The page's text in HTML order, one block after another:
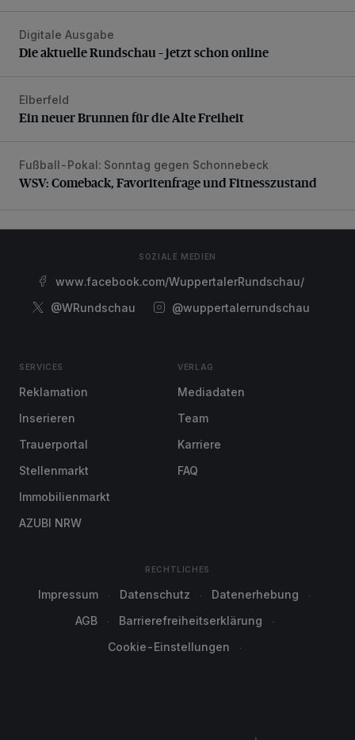
Die aktuelle Rundschau – jetzt schon online
Digitale Ausgabe
Die aktuelle Rundschau – jetzt schon online
Ein neuer Brunnen für die Alte Freiheit
Elberfeld
Ein neuer Brunnen für die Alte Freiheit
WSV: Comeback, Favoritenfrage und Fitnesszustand
Fußball-Pokal: Sonntag gegen Schonnebeck
WSV: Comeback, Favoritenfrage und Fitnesszustand
SOZIALE MEDIEN
www.facebook.com/WuppertalerRundschau/
@WRundschau
@wuppertalerrundschau
SERVICES
Reklamation
Inserieren
Trauerportal
Stellenmarkt
Immobilienmarkt
AZUBI NRW
VERLAG
Mediadaten
Team
Karriere
FAQ
RECHTLICHES
Impressum Datenschutz
Datenerhebung
AGB
Barrierefreiheitserklärung
Cookie-Einstellungen